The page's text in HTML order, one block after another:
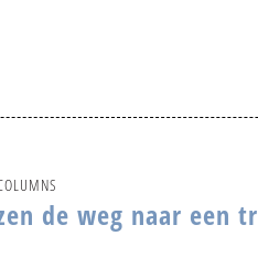
de weg naar een